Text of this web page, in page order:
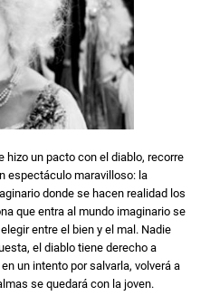
hizo un pacto con el diablo, recorre
espectáculo maravilloso: la
donde se hacen realidad los
que entra al mundo imaginario se
entre el bien y el mal. Nadie
el diablo tiene derecho a
un intento por salvarla, volverá a
se quedará con la joven.